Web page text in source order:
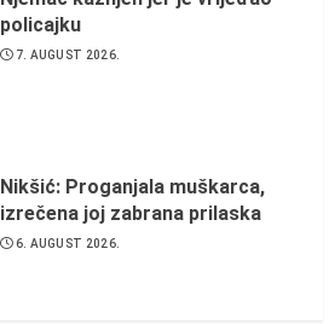
policajku
7. AUGUST 2026.
Nikšić: Proganjala muškarca,
izrečena joj zabrana prilaska
6. AUGUST 2026.